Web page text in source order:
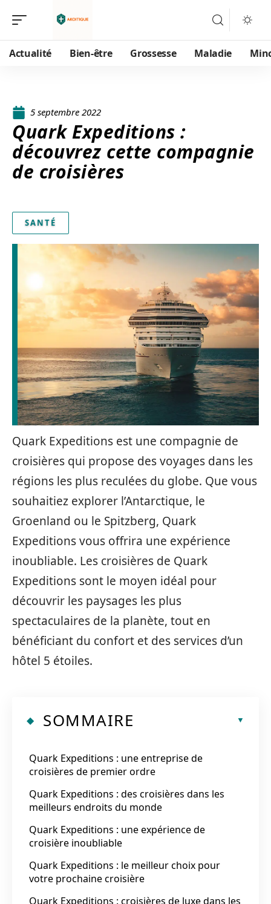
Actualité Bien-être Grossesse Maladie
5 septembre 2022
Quark Expeditions :
découvrez cette compagnie
de croisières
SANTÉ
Quark Expeditions est une compagnie de
croisières qui propose des voyages dans les
régions les plus reculées du globe. Que vous
souhaitiez explorer l’Antarctique, le
Groenland ou le Spitzberg, Quark
Expeditions vous offrira une expérience
inoubliable. Les croisières de Quark
Expeditions sont le moyen idéal pour
découvrir les paysages les plus
spectaculaires de la planète, tout en
bénéficiant du confort et des services d’un
hôtel 5 étoiles.
SOMMAIRE
Quark Expeditions : une entreprise de
croisières de premier ordre
Quark Expeditions : des croisières dans les
meilleurs endroits du monde
Quark Expeditions : une expérience de
croisière inoubliable
Quark Expeditions : le meilleur choix pour
votre prochaine croisière
Quark Expeditions : croisières de luxe dans les